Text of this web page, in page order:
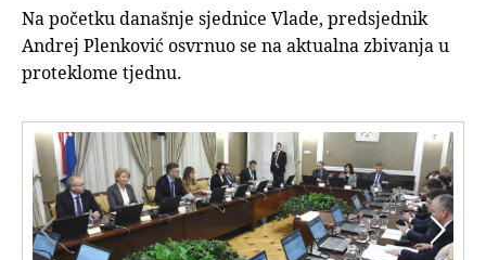
Na početku današnje sjednice Vlade, predsjednik
Andrej Plenković osvrnuo se na aktualna zbivanja u
proteklome tjednu.

